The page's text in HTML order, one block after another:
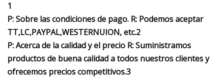
1
P: Sobre las condiciones de pago. R: Podemos aceptar
TT,LC,PAYPAL,WESTERNUION, etc.2
P: Acerca de la calidad y el precio R: Suministramos
productos de buena calidad a todos nuestros clientes y
ofrecemos precios competitivos.3